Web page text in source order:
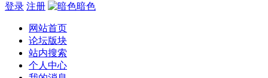
登录 注册 暗色
网站首页
论坛版块
站内搜索
个人中心